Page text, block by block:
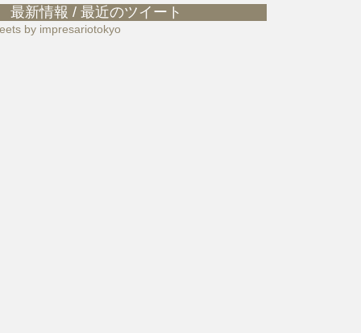
最新情報 / 最近のツイート
by impresariotokyo